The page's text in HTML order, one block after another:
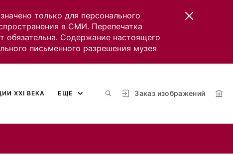
только для персонального
в СМИ. Перепечатка
обязательна. Содержание настоящего
письменного разрешения музея
Заказ изображений
XXI ВЕКА ЕЩЕ